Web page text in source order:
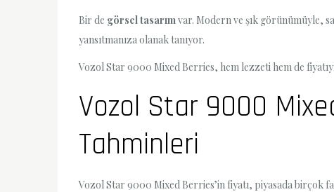
Bir de görsel tasarımvar. Modern ve şık görünümüyle,
yansıtmanıza olanak tanıyor.
Vozol Star 9000 Mixed Berries, hem lezzeti hem de
Vozol Star 9000
Tahminleri
Vozol Star 9000 Mixed Berries’in fiyatı, piyasada birçok